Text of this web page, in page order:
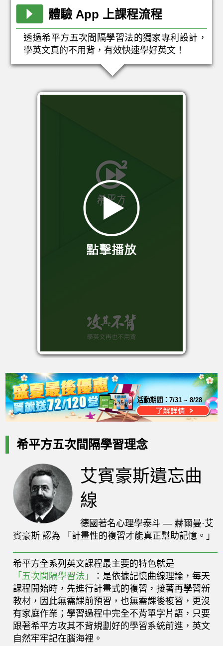
體驗 App 上課程流程
透過希平方五次間隔學習法的獨家專利設計，
學英文真的不用背，有效快速學好英文！
活動期間：7/31 ~ 8/28
希平方五次間隔學習理念
艾賓豪斯遺忘曲
線
德國著名心理學泰斗 — 赫爾曼·艾
賓豪斯 認為 「計畫性的複習才能真正幫助記憶。」
希平方全系列英文課程最主要的特色就是
「五次間隔學習法」
：是依據記憶曲線理論，每天
課程開始時，先進行計畫式的複習，接著再學習新
教材，因此無需課前預習，也無需課後複習，更沒
有家庭作業；學習過程中完全不背單字片語，只要
跟著希平方攻其不背規劃好的學習系統前進，英文
自然牢牢記在腦海裡。